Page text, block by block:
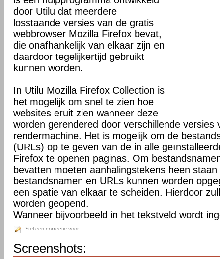
door Utilu dat meerdere
losstaande versies van de gratis
webbrowser Mozilla Firefox bevat,
die onafhankelijk van elkaar zijn en
daardoor tegelijkertijd gebruikt
kunnen worden.
In Utilu Mozilla Firefox Collection is
het mogelijk om snel te zien hoe
websites eruit zien wanneer deze
worden gerendered door verschillende versies
rendermachine. Het is mogelijk om de
(URLs) op te geven van de in alle
Firefox te openen paginas. Om
bevatten moeten aanhalingstekens heen
bestandsnamen en URLs kunnen worden
een spatie van elkaar te scheiden. Hierdoor
worden geopend.
Wanneer bijvoorbeeld in het tekstveld wordt
Stel een correctie voor
Screenshots: